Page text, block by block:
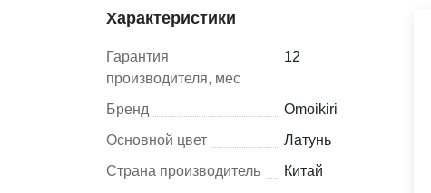
Шкафы и
стеллажи
Витрины
Шкафы
Стеллажи
гостиной
Характеристики
Гарантия
производителя, мес
12
Бренд
Omoikiri
Основной цвет
Латунь
Страна производитель
Китай